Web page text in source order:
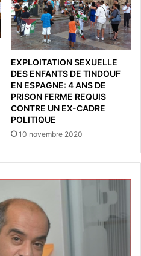
EXPLOITATION SEXUELLE
DES ENFANTS DE TINDOUF
EN ESPAGNE: 4 ANS DE
PRISON FERME REQUIS
CONTRE UN EX-CADRE
POLITIQUE
10 novembre 2020